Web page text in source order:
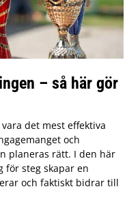
– så här gör
det mest effektiva
och
planeras rätt. I den här
för steg skapar en
och faktiskt bidrar till